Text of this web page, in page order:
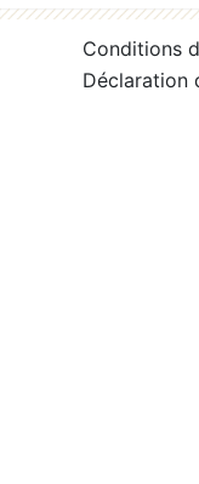
Conditions
Déclaration